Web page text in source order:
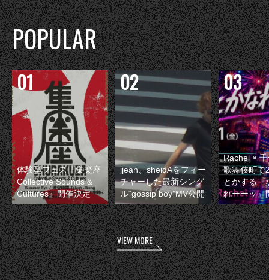
POPULAR
体験型フェス『集楽座
Collective Sounds &
Cultures』開催決定
jjean、sheidAをフィー
チャーした最新シング
ル“gossip boy”MV公開
Rachel ×
歌舞伎町で
とかする『
れーーッ』
VIEW MORE